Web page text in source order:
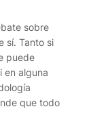
sobre
sí. Tanto si
puede
en alguna
que todo